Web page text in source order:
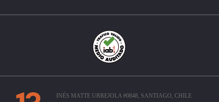
INÉS MATTE URREJOLA #0848, SANTIAGO, CHILE